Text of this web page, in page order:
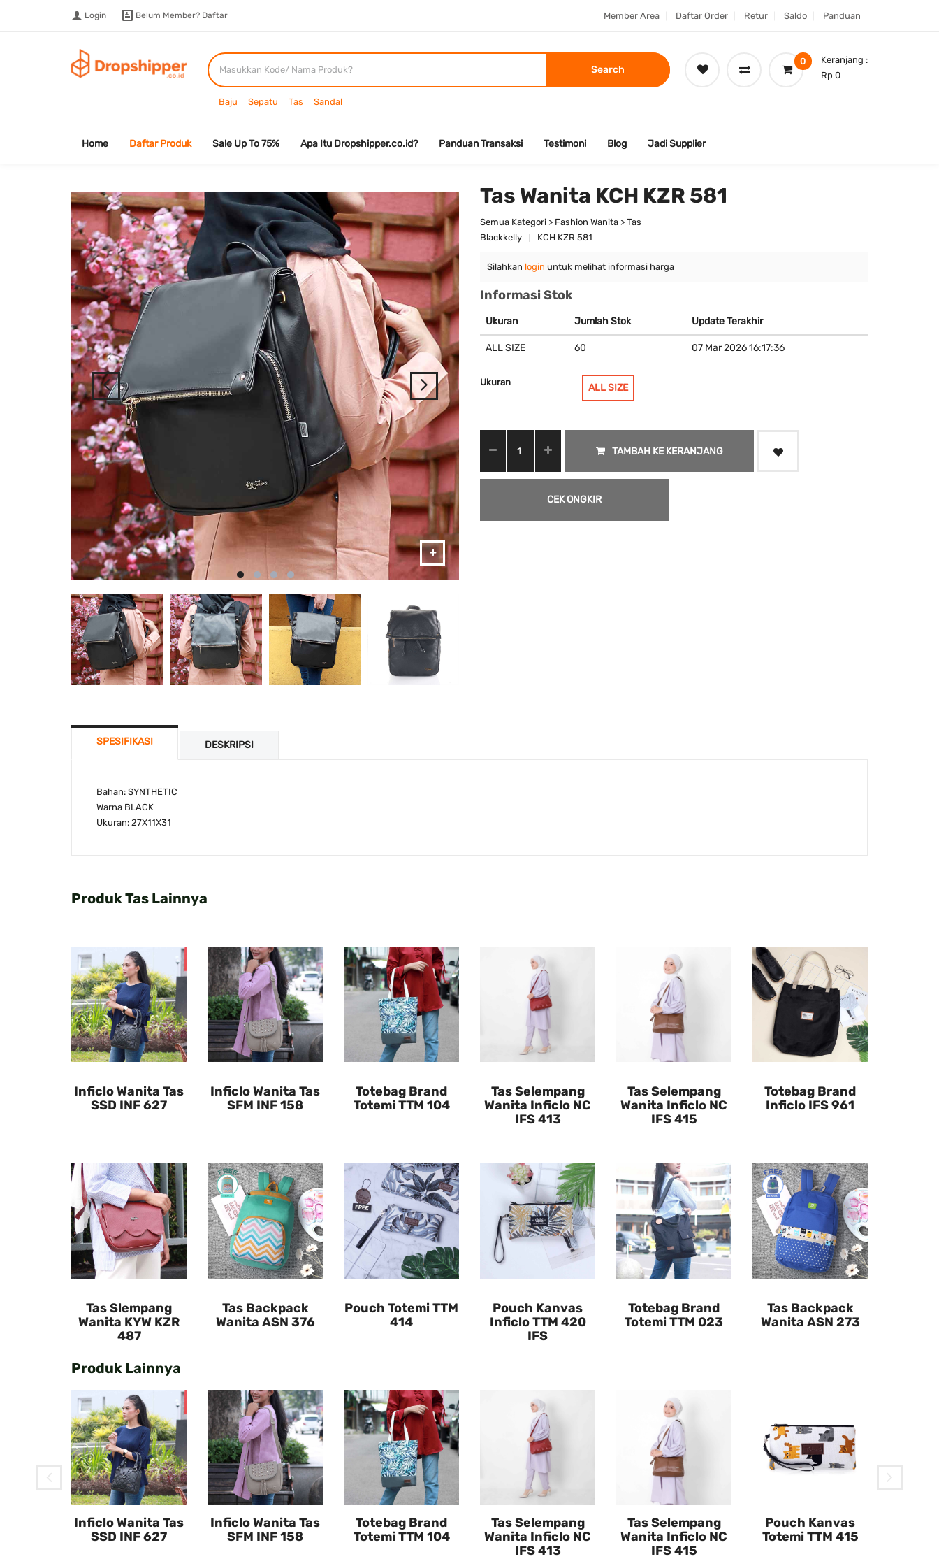
Login Belum Member? Daftar Member Area Daftar Order Retur Saldo Panduan
Search
Baju Sepatu Tas Sandal
0
Keranjang :
Rp 0
Home Daftar Produk Sale Up To 75% Apa Itu Dropshipper.co.id? Panduan Transaksi Testimoni Blog Jadi Supplier
Tas Wanita KCH KZR 581
Semua Kategori > Fashion Wanita > Tas
Blackkelly
KCH KZR 581
Silahkan login untuk melihat informasi harga
Informasi Stok
Ukuran Jumlah Stok Update Terakhir
ALL SIZE 60 07 Mar 2026 16:17:36
Ukuran ALL SIZE
TAMBAH KE KERANJANG
CEK ONGKIR
SPESIFIKASI DESKRIPSI
Bahan: SYNTHETIC
Warna BLACK
Ukuran: 27X11X31
Produk Tas Lainnya
Inficlo Wanita Tas
SSD INF 627
Inficlo Wanita Tas
SFM INF 158
Totebag Brand
Totemi TTM 104
Tas Selempang
Wanita Inficlo NC
IFS 413
Tas Selempang
Wanita Inficlo NC
IFS 415
Totebag Brand
Inficlo IFS 961
Tas Slempang
Wanita KYW KZR
487
Tas Backpack
Wanita ASN 376
Pouch Totemi TTM
414
Pouch Kanvas
Inficlo TTM 420
IFS
Totebag Brand
Totemi TTM 023
Tas Backpack
Wanita ASN 273
Produk Lainnya
Inficlo Wanita Tas
SSD INF 627
Inficlo Wanita Tas
SFM INF 158
Totebag Brand
Totemi TTM 104
Tas Selempang
Wanita Inficlo NC
IFS 413
Tas Selempang
Wanita Inficlo NC
IFS 415
Pouch Kanvas
Totemi TTM 415